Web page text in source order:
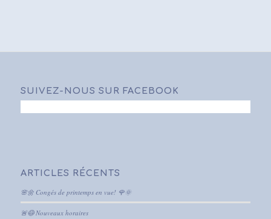
SUIVEZ-NOUS SUR FACEBOOK
ARTICLES RÉCENTS
🌸🌼 Congés de printemps en vue! 🌹🌞
🚨😷 Nouveaux horaires